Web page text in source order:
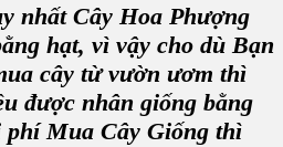
nhấtCây Hoa Phượng
hạt, vì vậy cho dù Bạn
cây từ vườn ươm thì
được nhân giống bằng
phí Mua Cây Giống thì